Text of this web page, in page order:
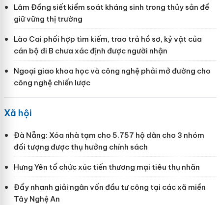
Lâm Đồng siết kiểm soát kháng sinh trong thủy sản để
giữ vững thị trường
Lào Cai phối hợp tìm kiếm, trao trả hồ sơ, kỷ vật của
cán bộ đi B chưa xác định được người nhận
Ngoại giao khoa học và công nghệ phải mở đường cho
công nghệ chiến lược
Xã hội
Đà Nẵng: Xóa nhà tạm cho 5.757 hộ dân cho 3 nhóm
đối tượng được thụ hưởng chính sách
Hưng Yên tổ chức xúc tiến thương mại tiêu thụ nhãn
Đẩy nhanh giải ngân vốn đầu tư công tại các xã miền
Tây Nghệ An